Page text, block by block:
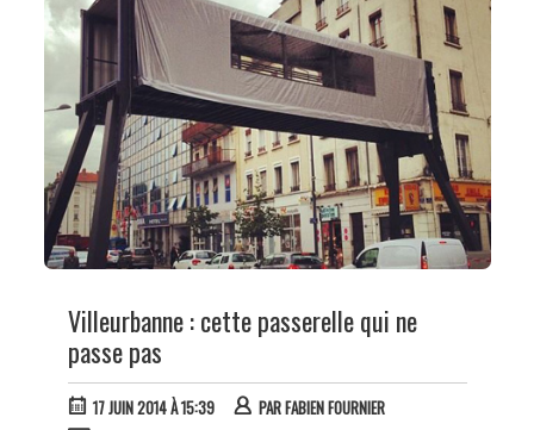
Villeurbanne : cette passerelle qui ne
passe pas
17 JUIN 2014 À 15:39 PARFABIEN FOURNIER